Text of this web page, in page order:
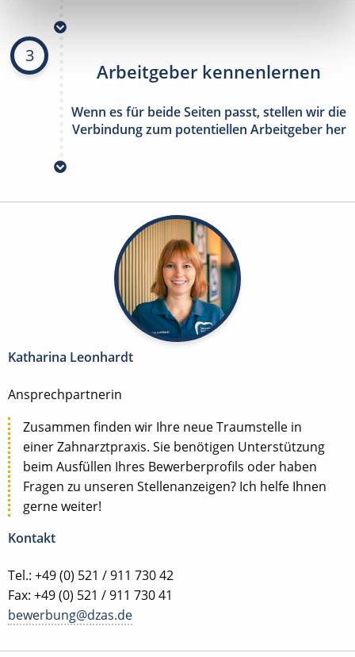
3
Arbeitgeber kennenlernen
Wenn es für beide Seiten passt, stellen wir die
Verbindung zum potentiellen Arbeitgeber her
Katharina Leonhardt
Ansprechpartnerin
Zusammen finden wir Ihre neue Traumstelle in
einer Zahnarztpraxis. Sie benötigen Unterstützung
beim Ausfüllen Ihres Bewerberprofils oder haben
Fragen zu unseren Stellenanzeigen? Ich helfe Ihnen
gerne weiter!
Kontakt
Tel.: +49 (0) 521 / 911 730 42
Fax: +49 (0) 521 / 911 730 41
bewerbung@dzas.de